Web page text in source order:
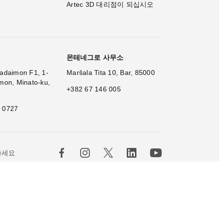
Artec 3D 대리점이 되십시오
F1, 1-
Minato-ku,
0727
몬테네그로 사무소
Maršala Tita 10, Bar, 85000
+382 67 146 005
요